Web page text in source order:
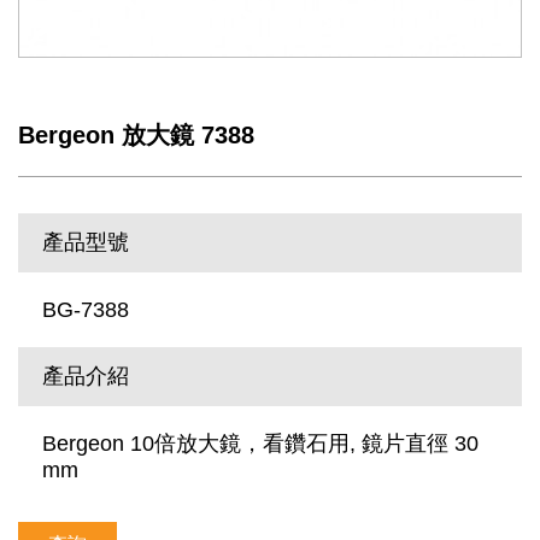
Bergeon 放大鏡 7388
產品型號
BG-7388
產品介紹
Bergeon 10倍放大鏡，看鑽石用, 鏡片直徑 30
mm